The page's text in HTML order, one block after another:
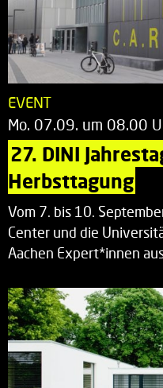
EVENT
Mo. 07.09. um 08.00
27. DINI
Herbsttagung
Vom 7. bis 10.
Center und die
Aachen Expert*innen